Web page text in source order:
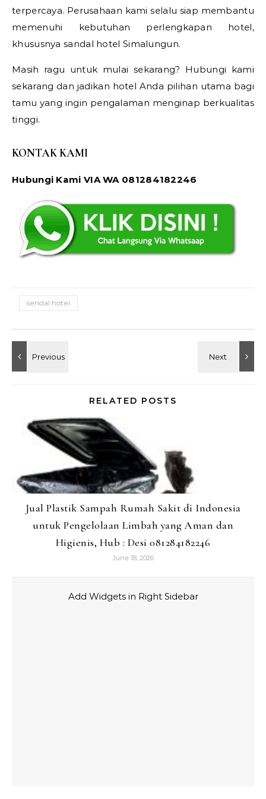
terpercaya. Perusahaan kami selalu siap membantu
memenuhi kebutuhan perlengkapan hotel,
khususnya sandal hotel Simalungun.
Masih ragu untuk mulai sekarang? Hubungi kami
sekarang dan jadikan hotel Anda pilihan utama bagi
tamu yang ingin pengalaman menginap berkualitas
tinggi.
KONTAK KAMI
Hubungi Kami VIA WA 081284182246
sendal hotel
RELATED POSTS
Jual Plastik Sampah Rumah Sakit di Indonesia
untuk Pengelolaan Limbah yang Aman dan
Higienis, Hub : Desi 081284182246
June 18, 2026
Add Widgets in Right Sidebar